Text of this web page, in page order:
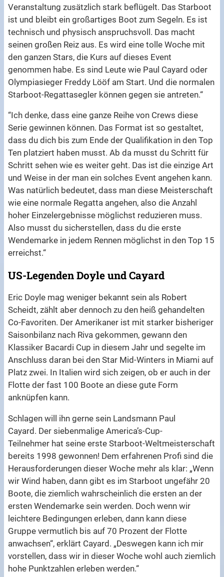
Veranstaltung zusätzlich stark beflügelt. Das Starboot
ist und bleibt ein großartiges Boot zum Segeln. Es ist
technisch und physisch anspruchsvoll. Das macht
seinen großen Reiz aus. Es wird eine tolle Woche mit
den ganzen Stars, die Kurs auf dieses Event
genommen habe. Es sind Leute wie Paul Cayard oder
Olympiasieger Freddy Lööf am Start. Und die normalen
Starboot-Regattasegler können gegen sie antreten.“
“Ich denke, dass eine ganze Reihe von Crews diese
Serie gewinnen können. Das Format ist so gestaltet,
dass du dich bis zum Ende der Qualifikation in den Top
Ten platziert haben musst. Ab da musst du Schritt für
Schritt sehen wie es weiter geht. Das ist die einzige Art
und Weise in der man ein solches Event angehen kann.
Was natürlich bedeutet, dass man diese Meisterschaft
wie eine normale Regatta angehen, also die Anzahl
hoher Einzelergebnisse möglichst reduzieren muss.
Also musst du sicherstellen, dass du die erste
Wendemarke in jedem Rennen möglichst in den Top 15
erreichst.“
US-Legenden Doyle und Cayard
Eric Doyle mag weniger bekannt sein als Robert
Scheidt, zählt aber dennoch zu den heiß gehandelten
Co-Favoriten. Der Amerikaner ist mit starker bisheriger
Saisonbilanz nach Riva gekommen, gewann den
Klassiker Bacardi Cup in diesem Jahr und segelte im
Anschluss daran bei den Star Mid-Winters in Miami auf
Platz zwei. In Italien wird sich zeigen, ob er auch in der
Flotte der fast 100 Boote an diese gute Form
anknüpfen kann.
Schlagen will ihn gerne sein Landsmann Paul
Cayard. Der siebenmalige America’s-Cup-
Teilnehmer hat seine erste Starboot-Weltmeisterschaft
bereits 1998 gewonnen! Dem erfahrenen Profi sind die
Herausforderungen dieser Woche mehr als klar: „Wenn
wir Wind haben, dann gibt es im Starboot ungefähr 20
Boote, die ziemlich wahrscheinlich die ersten an der
ersten Wendemarke sein werden. Doch wenn wir
leichtere Bedingungen erleben, dann kann diese
Gruppe vermutlich bis auf 70 Prozent der Flotte
anwachsen“, erklärt Cayard. „Deswegen kann ich mir
vorstellen, dass wir in dieser Woche wohl auch ziemlich
hohe Punktzahlen erleben werden.“